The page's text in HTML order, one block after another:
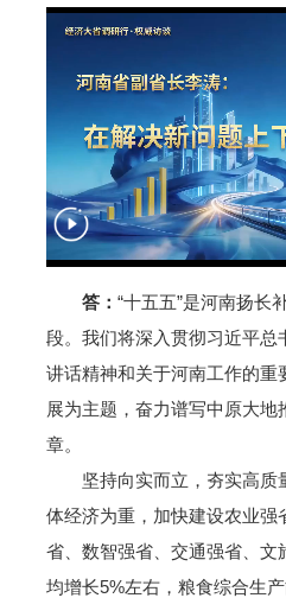
答： “十五五”是河南扬长
段。我们将深入贯彻习近平总
讲话精神和关于河南工作的重
展为主题，奋力谱写中原大地
章。
坚持向实而立，夯实高质
体经济为重，加快建设农业强
省、数智强省、交通强省、文
均增长5%左右，粮食综合生